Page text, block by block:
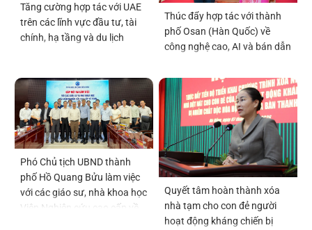
Tăng cường hợp tác với UAE
trên các lĩnh vực đầu tư, tài
chính, hạ tầng và du lịch
Thúc đẩy hợp tác với thành
phố Osan (Hàn Quốc) về
công nghệ cao, AI và bán dẫn
Phó Chủ tịch UBND thành
phố Hồ Quang Bửu làm việc
với các giáo sư, nhà khoa học
Viện Nghiên cứu cao cấp về
Quyết tâm hoàn thành xóa
nhà tạm cho con đẻ người
hoạt động kháng chiến bị